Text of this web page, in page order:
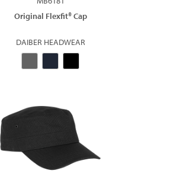
Original Flexfit® Cap
DAIBER HEADWEAR